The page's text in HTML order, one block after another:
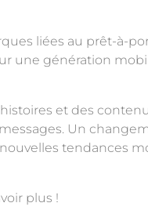
liées au prêt-à-
une génération
et des
Un
tendances
plus !